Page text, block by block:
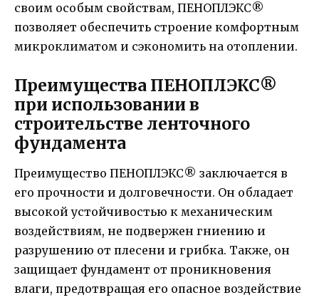
своим особым свойствам, ПЕНОПЛЭКС®
позволяет обеспечить строение комфортным
микроклиматом и сэкономить на отоплении.
Преимущества ПЕНОПЛЭКС®
при использовании в
строительстве ленточного
фундамента
Преимущество ПЕНОПЛЭКС® заключается в
его прочности и долговечности. Он обладает
высокой устойчивостью к механическим
воздействиям, не подвержен гниению и
разрушению от плесени и грибка. Также, он
защищает фундамент от проникновения
влаги, предотвращая его опасное воздействие